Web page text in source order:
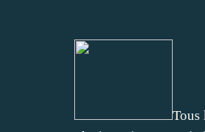
Tous